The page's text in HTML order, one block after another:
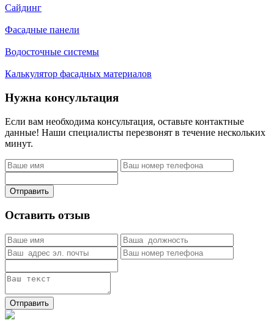
Сайдинг
Фасадные панели
Водосточные системы
Калькулятор фасадных материалов
Нужна консультация
Если вам необходима консультация, оставьте контактные
данные! Наши специалисты перезвонят в течение нескольких
минут.
Отправить
Оставить отзыв
Отправить